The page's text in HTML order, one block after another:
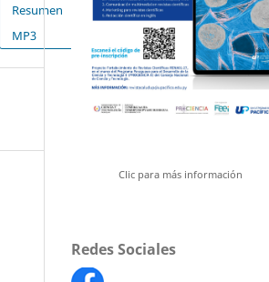
Resumen
MP3
Clic para más información
Redes Sociales